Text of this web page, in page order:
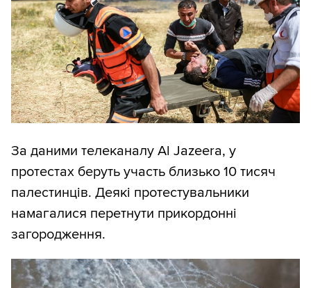
За даними телеканалу Al Jazeera, у
протестах беруть участь близько 10 тисяч
палестинців. Деякі протестувальники
намагалися перетнути прикордонні
загородження.